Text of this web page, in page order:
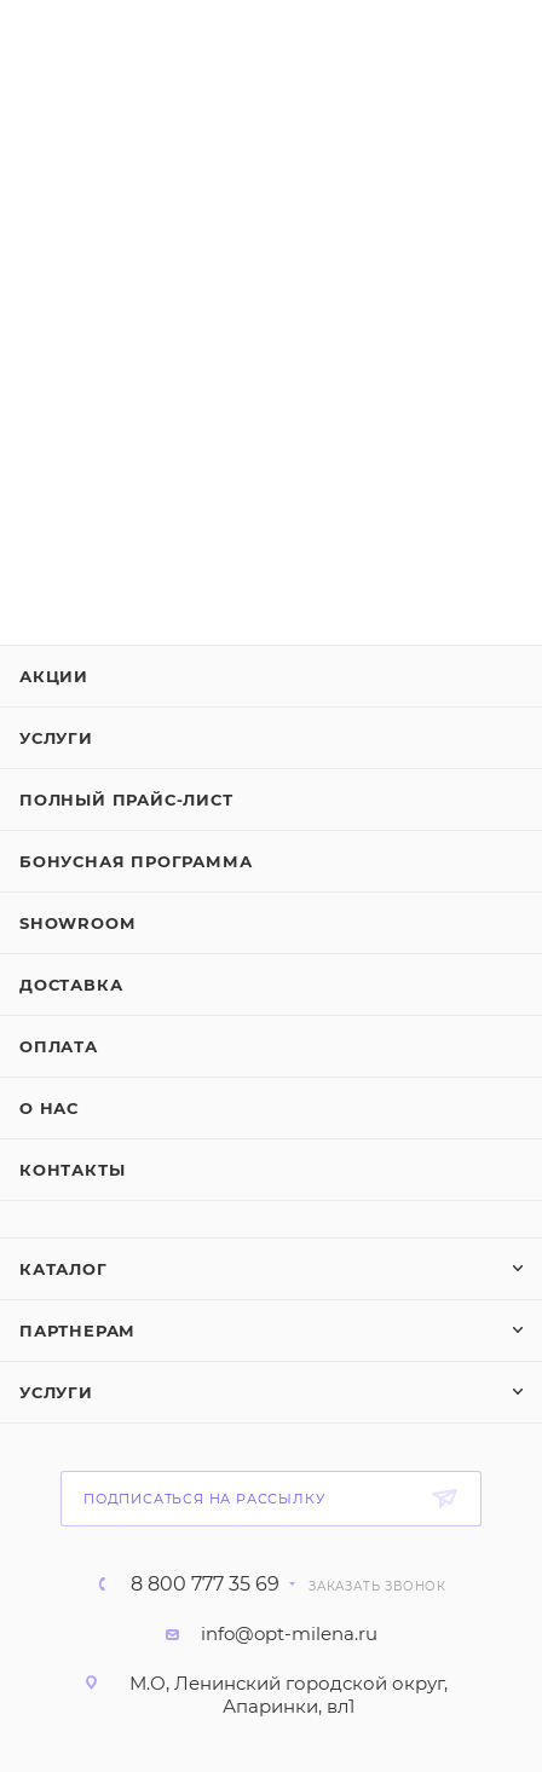
АКЦИИ
УСЛУГИ
ПОЛНЫЙ ПРАЙС-ЛИСТ
БОНУСНАЯ ПРОГРАММА
SHOWROOM
ДОСТАВКА
ОПЛАТА
О НАС
КОНТАКТЫ
КАТАЛОГ
ПАРТНЕРАМ
УСЛУГИ
ПОДПИСАТЬСЯ НА РАССЫЛКУ
8 800 777 35 69 ЗАКАЗАТЬ ЗВОНОК
info@opt-milena.ru
М.О, Ленинский городской округ,
Апаринки, вл1